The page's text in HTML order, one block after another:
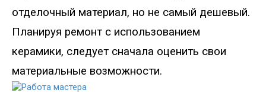
отделочный материал, но не самый дешевый.
Планируя ремонт с использованием
керамики, следует сначала оценить свои
материальные возможности.